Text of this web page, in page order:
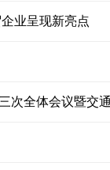
业呈现新亮点
次全体会议暨交